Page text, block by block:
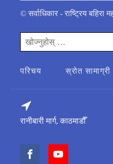
© सर्वाधिकार - राष्ट्रिय बहिरा
यसको
लागी
खोज्नुहोस्:
परिचय स्रोत सामाग्री
रानीबारी मार्ग, काठमाडौँ